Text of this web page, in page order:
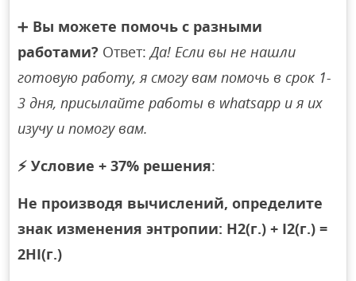
➕ Вы можете помочь с разными
работами? Ответ:Да! Если вы не нашли
готовую работу, я смогу вам помочь в срок 1-
3 дня, присылайте работы в whatsapp и я их
изучу и помогу вам.
⚡ Условие + 37% решения:
Не производя вычислений, определите
знак изменения энтропии: H2(г.) + I2(г.) =
2HI(г.)